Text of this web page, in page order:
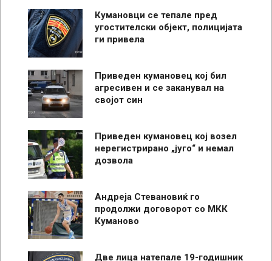
Кумановци се тепале пред
угостителски објект, полицијата
ги привела
Приведен кумановец кој бил
агресивен и се заканувал на
својот син
Приведен кумановец кој возел
нерегистрирано „југо“ и немал
дозвола
Андреја Стевановиќ го
продолжи договорот со МКК
Куманово
Две лица натепале 19-годишник